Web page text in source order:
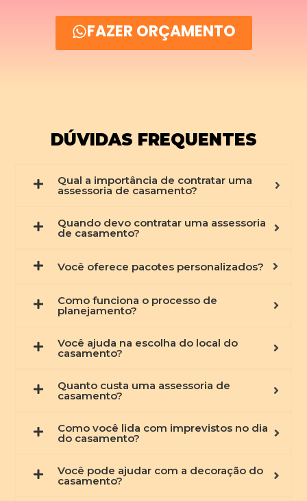
FAZER ORÇAMENTO
DÚVIDAS FREQUENTES
Qual a importância de contratar uma
assessoria de casamento?
Quando devo contratar uma assessoria
de casamento?
Você oferece pacotes personalizados?
Como funciona o processo de
planejamento?
Você ajuda na escolha do local do
casamento?
Quanto custa uma assessoria de
casamento?
Como você lida com imprevistos no dia
do casamento?
Você pode ajudar com a decoração do
casamento?